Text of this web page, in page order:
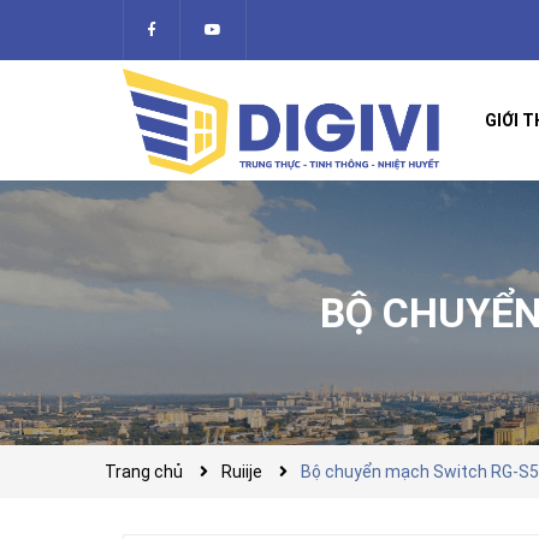
GIỚI
BỘ
Trang chủ Ruiije Bộ chuyển mạch Switch RG-